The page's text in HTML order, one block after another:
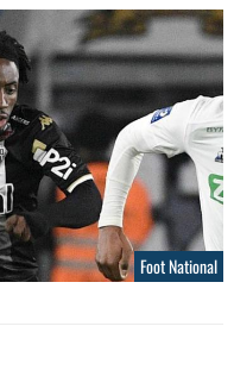
Foot National